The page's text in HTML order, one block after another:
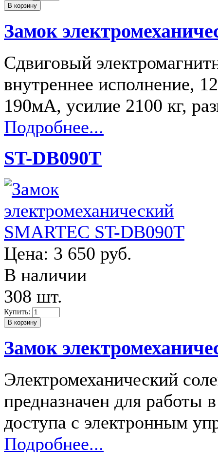
Замок
Сдвиговый
внутреннее исполнение,
190мА, усилие 2100 кг,
Подробнее...
ST-DB090T
Цена: 3 650 руб.
В наличии
308 шт.
Купить:
Замок
Электромеханический
предназначен для работы
доступа с электронным
Подробнее...